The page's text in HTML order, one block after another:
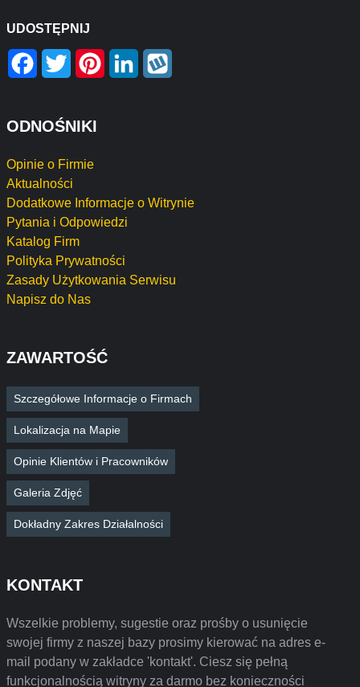
UDOSTĘPNIJ
Facebook
Twitter PinterestLinkedIn
ODNOŚNIKI
Opinie o Firmie
Aktualności
Dodatkowe Informacje o Witrynie
Pytania i Odpowiedzi
Katalog Firm
Polityka Prywatności
Zasady Użytkowania Serwisu
Napisz do Nas
ZAWARTOŚĆ
Szczegółowe Informacje o Firmach
Lokalizacja na Mapie
Opinie Klientów i Pracowników
Galeria Zdjęć
Dokładny Zakres Działalności
KONTAKT
Wszelkie problemy, sugestie oraz prośby o usunięcie
swojej firmy z naszej bazy prosimy kierować na adres e-
mail podany w zakładce 'kontakt'. Ciesz się pełną
funkcjonalnością witryny za darmo bez konieczności